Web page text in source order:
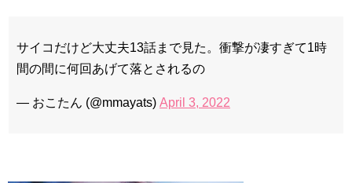
サイコだけど大丈夫13話まで見た。衝撃が凄すぎて1時
間の間に何回あげて落とされるの
— おこたん (@mmayats) April 3, 2022